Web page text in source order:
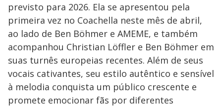
previsto para 2026. Ela se apresentou pela
primeira vez no Coachella neste mês de abril,
ao lado de Ben Böhmer e AMEME, e também
acompanhou Christian Löffler e Ben Böhmer em
suas turnês europeias recentes. Além de seus
vocais cativantes, seu estilo autêntico e sensível
à melodia conquista um público crescente e
promete emocionar fãs por diferentes